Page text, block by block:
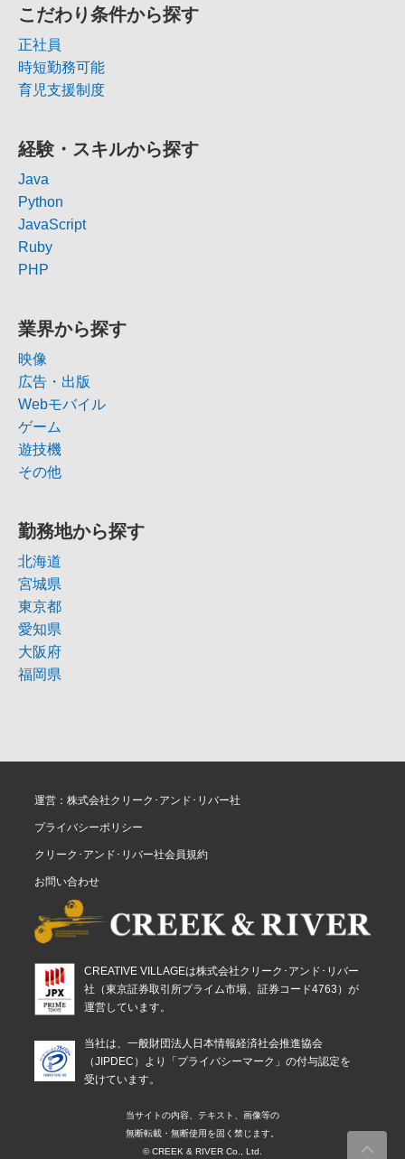
こだわり条件から探す
正社員
時短勤務可能
育児支援制度
経験・スキルから探す
Java
Python
JavaScript
Ruby
PHP
業界から探す
映像
広告・出版
Webモバイル
ゲーム
遊技機
その他
勤務地から探す
北海道
宮城県
東京都
愛知県
大阪府
福岡県
運営：株式会社クリーク･アンド･リバー社
プライバシーポリシー
クリーク･アンド･リバー社会員規約
お問い合わせ
CREATIVE VILLAGEは株式会社クリーク･アンド･リバー
社（東京証券取引所プライム市場、証券コード4763）が
運営しています。
当社は、一般財団法人日本情報経済社会推進協会
（JIPDEC）より「プライバシーマーク」の付与認定を
受けています。
当サイトの内容、テキスト、画像等の
無断転載・無断使用を固く禁じます。
© CREEK & RIVER Co., Ltd.